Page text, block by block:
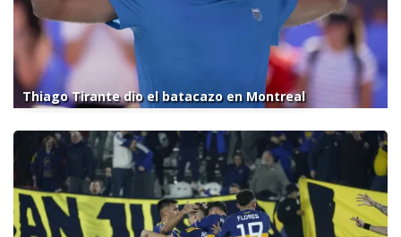
Thiago Tirante dio el batacazo en Montreal